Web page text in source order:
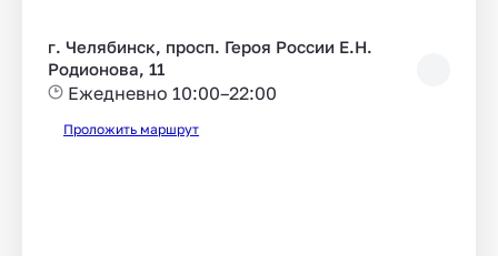
г. Челябинск, просп. Героя России Е.Н.
Родионова, 11
Ежедневно 10:00–22:00
Проложить маршрут